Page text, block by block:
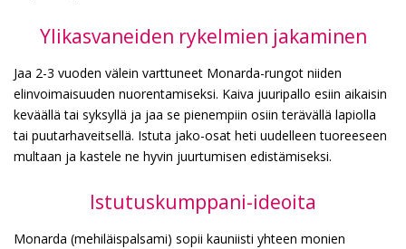
Ylikasvaneiden rykelmien jakaminen
Jaa 2-3 vuoden välein varttuneet Monarda-rungot niiden
elinvoimaisuuden nuorentamiseksi. Kaiva juuripallo esiin aikaisin
keväällä tai syksyllä ja jaa se pienempiin osiin terävällä lapiolla
tai puutarhaveitsellä. Istuta jako-osat heti uudelleen tuoreeseen
multaan ja kastele ne hyvin juurtumisen edistämiseksi.
Istutuskumppani-ideoita
Monarda (mehiläispalsami) sopii kauniisti yhteen monien